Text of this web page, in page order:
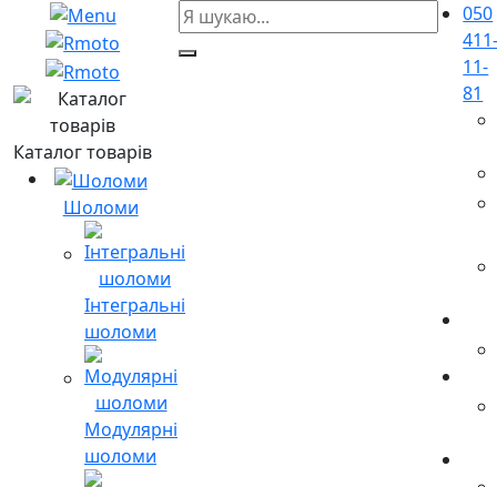
Каталог товарів
Шоломи
Інтегральні
шоломи
Модулярні
шоломи
050
11-
81